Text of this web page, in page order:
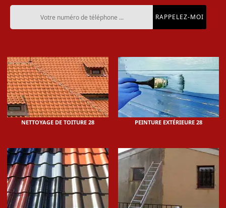
NETTOYAGE DE TOITURE 28 PEINTURE EXTÉRIEURE 28